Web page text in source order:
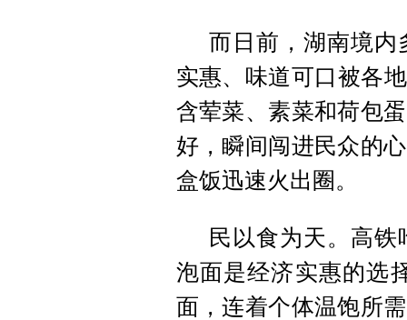
而日前，湖南境内
实惠、味道可口被各
含荤菜、素菜和荷包
好，瞬间闯进民众的
盒饭迅速火出圈。
民以食为天。高
泡面是经济实惠的选
面，连着个体温饱所